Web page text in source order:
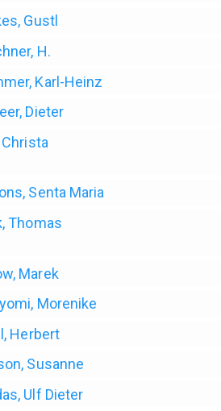
Gustl
H.
Karl-Heinz
Dieter
Christa
Senta Maria
Thomas
Marek
Morenike
Herbert
Susanne
Ulf Dieter